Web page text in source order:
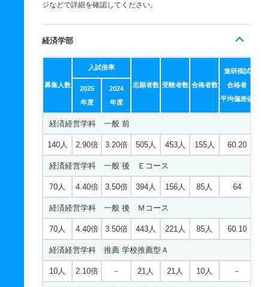
ジなどで詳細を確認してください。
経済学部
募集人数
入試倍率
志願者数 受験者数 合格者数
進研模試
合格者
平均偏差値
2025
年度
2024
年度
経済経営学科 一般 前
140人 2.90倍 3.20倍 505人 453人 155人 60.20
経済経営学科 一般 後 Ｅコース
70人 4.40倍 3.50倍 394人 156人 85人 64
経済経営学科 一般 後 Ｍコース
70人 4.40倍 3.50倍 443人 221人 85人 60.10
経済経営学科 推薦 学校推薦型Ａ
10人 2.10倍 － 21人 21人 10人 －